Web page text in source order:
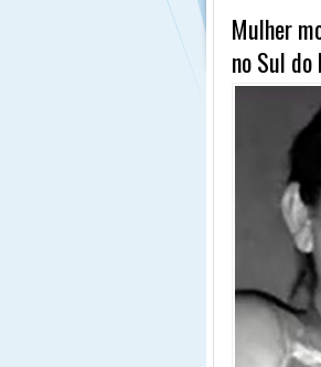
Mulher
no Sul do